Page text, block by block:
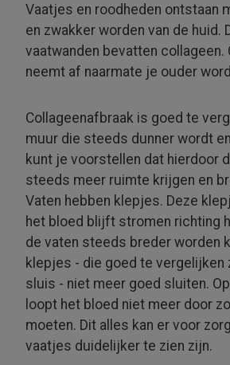
Vaatjes en roodheden ontstaan
en zwakker worden van de huid.
vaatwanden bevatten collageen.
neemt af naarmate je ouder
Collageenafbraak is goed te
muur die steeds dunner wordt
kunt je voorstellen dat hierdoor
steeds meer ruimte krijgen en
Vaten hebben klepjes. Deze
het bloed blijft stromen richting
de vaten steeds breder worden
klepjes - die goed te vergelijken
sluis - niet meer goed sluiten.
loopt het bloed niet meer door
moeten. Dit alles kan er voor
vaatjes duidelijker te zien zijn.